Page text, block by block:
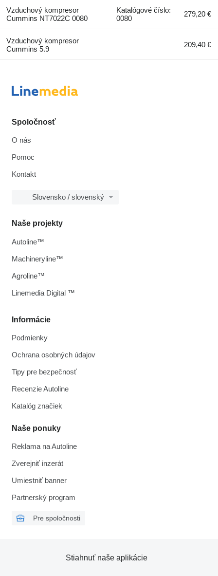
Vzduchový kompresor
Cummins NT7022C 0080
Katalógové číslo:
0080
279,20 €
Vzduchový kompresor
Cummins 5.9
209,40 €
Spoločnosť
O nás
Pomoc
Kontakt
Slovensko / slovenský
Informácie
Podmienky
Ochrana osobných údajov
Tipy pre bezpečnosť
Recenzie Autoline
Katalóg značiek
Naše ponuky
Reklama na Autoline
Zverejniť inzerát
Umiestniť banner
Partnerský program
Pre spoločnosti
Naše projekty
Autoline™
Machineryline™
Agroline™
Linemedia Digital ™
Stiahnuť naše aplikácie